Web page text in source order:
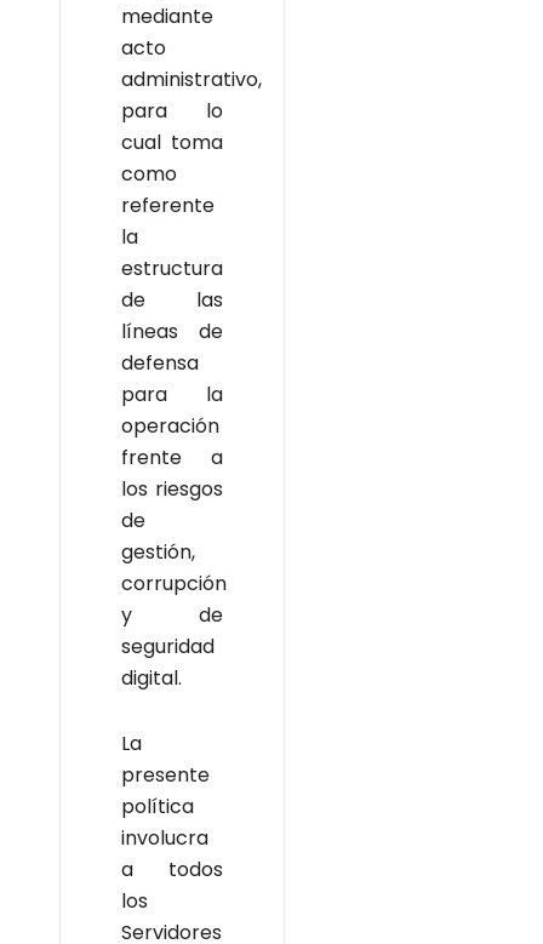
mediante
acto
administrativo,
para lo
cual toma
como
referente
la
estructura
de las
líneas de
defensa
para la
operación
frente a
los riesgos
de
gestión,
corrupción
y de
seguridad
digital.
La
presente
política
involucra
a todos
los
Servidores